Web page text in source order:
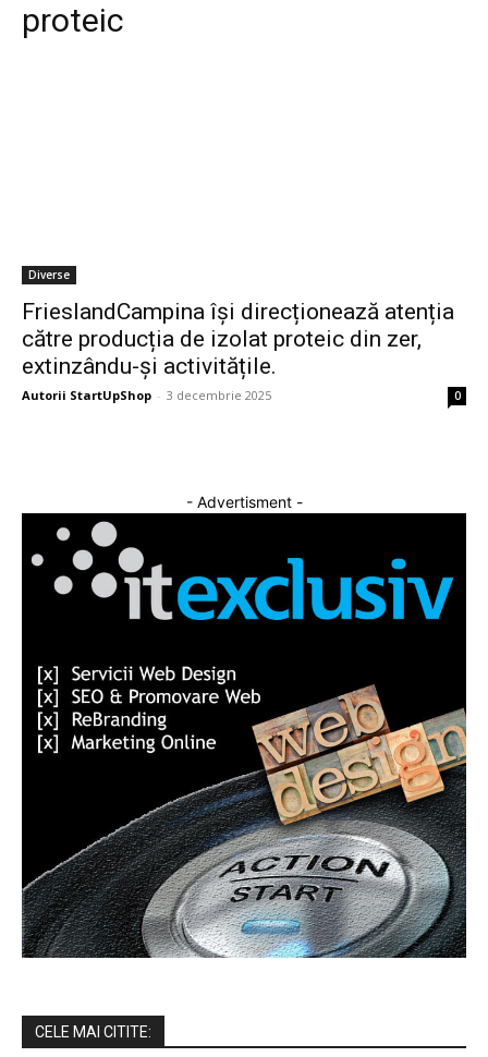
proteic
Diverse
FrieslandCampina își direcționează atenția
către producția de izolat proteic din zer,
extinzându-și activitățile.
Autorii StartUpShop - 3 decembrie 2025 0
- Advertisment -
CELE MAI CITITE: